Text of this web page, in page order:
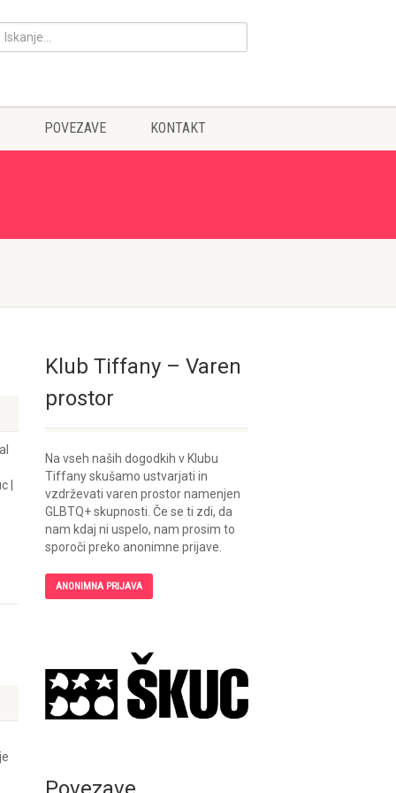
POVEZAVE KONTAKT
|
Klub Tiffany – Varen
prostor
Na vseh naših dogodkih v Klubu
Tiffany skušamo ustvarjati in
vzdrževati varen prostor namenjen
GLBTQ+ skupnosti. Če se ti zdi, da
nam kdaj ni uspelo, nam prosim to
sporoči preko anonimne prijave.
ANONIMNA PRIJAVA